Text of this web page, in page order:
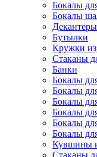
Бокалы
Бокалы
Декантеры
Бутылки
Кружки из
Стаканы
Банки
Бокалы
Бокалы
Бокалы
Бокалы
Бокалы
Бокалы
Кувшины
Стаканы